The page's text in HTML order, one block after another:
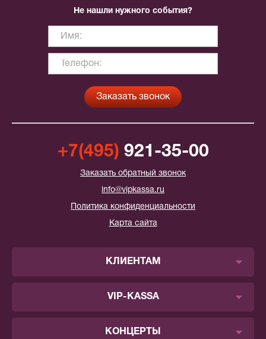
Не нашли нужного события?
+7(495) 921-35-00
Заказать обратный звонок
info@vipkassa.ru
Политика конфиденциальности
Карта сайта
КЛИЕНТАМ
VIP-KASSA
КОНЦЕРТЫ